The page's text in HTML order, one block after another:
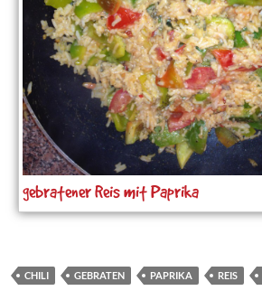
gebratener Reis mit Paprika
CHILI GEBRATEN PAPRIKA REIS